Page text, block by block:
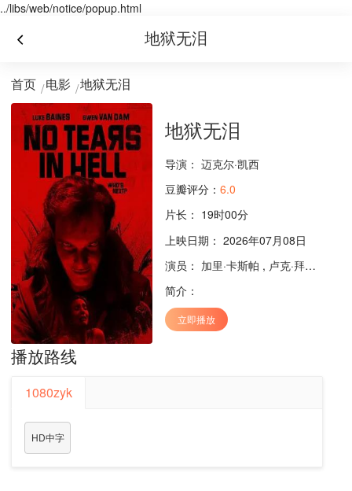
../libs/web/notice/popup.html
地狱无泪
首页 电影 地狱无泪
地狱无泪
导演： 迈克尔·凯西
豆瓣评分： 6.0
片长： 19时00分
上映日期： 2026年07月08日
演员： 加里·卡斯帕 , 卢克·拜恩斯
简介：
立即播放
播放路线
1080zyk
HD中字